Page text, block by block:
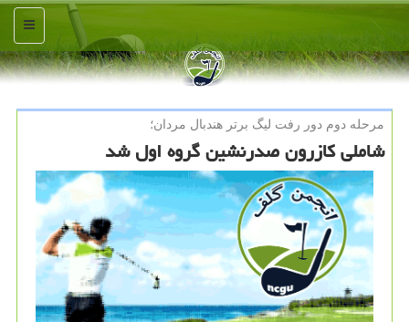
منو
مرحله دوم دور رفت لیگ برتر هندبال مردان؛
شاملی كازرون صدرنشین گروه اول شد